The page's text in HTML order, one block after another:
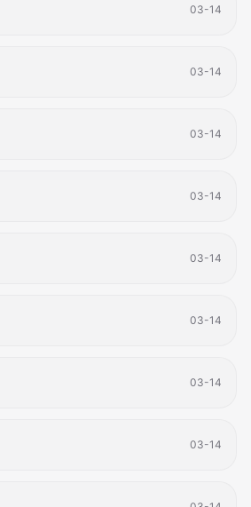
发，在连接中拯救。
当发现自己只是神明的棋子，是顺从欲
们推入深渊的恐怖存在。
03-14
03-14
03-14
03-14
03-14
03-14
03-14
03-14